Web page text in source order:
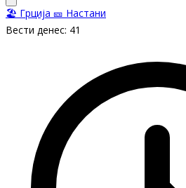
🏖️ Грција 🎫 Настани
Вести денес: 41